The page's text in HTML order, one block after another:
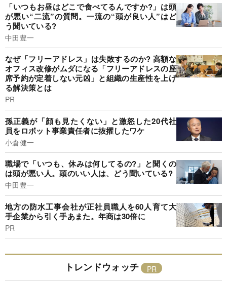
「いつもお昼はどこで食べてるんですか?」は頭
が悪い“二流”の質問。一流の“頭が良い人”はど
う聞いている?
中田豊一
なぜ「フリーアドレス」は失敗するのか? 高額な
オフィス改修がムダになる「フリーアドレスの座
席予約が定着しない元凶」と組織の生産性を上げ
る解決策とは
PR
孫正義が「顔も見たくない」と激怒した20代社
員をロボット事業責任者に抜擢したワケ
小倉健一
職場で「いつも、休みは何してるの?」と聞くの
は頭が悪い人。頭のいい人は、どう聞いている?
中田豊一
地方の防水工事会社が正社員職人を60人育て大
手企業から引く手あまた。年商は30倍に
PR
トレンドウォッチ